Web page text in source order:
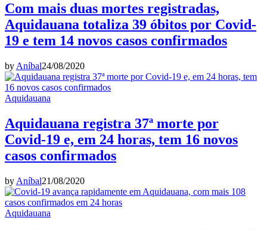
Com mais duas mortes registradas,
Aquidauana totaliza 39 óbitos por Covid-
19 e tem 14 novos casos confirmados
by Aníbal24/08/2020
Aquidauana
Aquidauana registra 37ª morte por
Covid-19 e, em 24 horas, tem 16 novos
casos confirmados
by Aníbal21/08/2020
Aquidauana